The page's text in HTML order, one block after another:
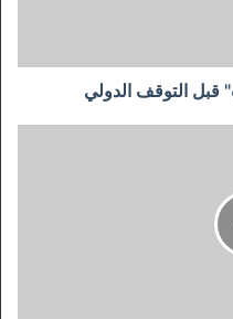
قبل التوقف الدولي